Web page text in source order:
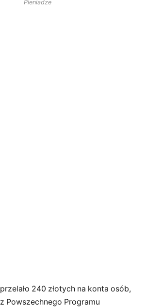
Pieniadze
240 złotych na konta osób,
Powszechnego Programu